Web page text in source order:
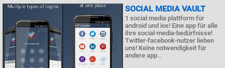
SOCIAL MEDIA VAULT
1 social media plattform für
android und ios! Eine app für alle
ihre social-media-bedürfnisse!
Twitter-facebook-nutzer lieben
uns! Keine notwendigkeit für
andere app..